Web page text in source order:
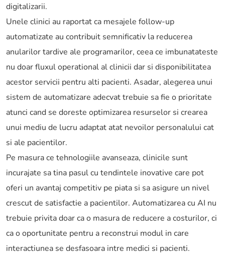
digitalizarii.
Unele clinici au raportat ca mesajele follow-up
automatizate au contribuit semnificativ la reducerea
anularilor tardive ale programarilor, ceea ce imbunatateste
nu doar fluxul operational al clinicii dar si disponibilitatea
acestor servicii pentru alti pacienti. Asadar, alegerea unui
sistem de automatizare adecvat trebuie sa fie o prioritate
atunci cand se doreste optimizarea resurselor si crearea
unui mediu de lucru adaptat atat nevoilor personalului cat
si ale pacientilor.
Pe masura ce tehnologiile avanseaza, clinicile sunt
incurajate sa tina pasul cu tendintele inovative care pot
oferi un avantaj competitiv pe piata si sa asigure un nivel
crescut de satisfactie a pacientilor. Automatizarea cu AI nu
trebuie privita doar ca o masura de reducere a costurilor, ci
ca o oportunitate pentru a reconstrui modul in care
interactiunea se desfasoara intre medici si pacienti.